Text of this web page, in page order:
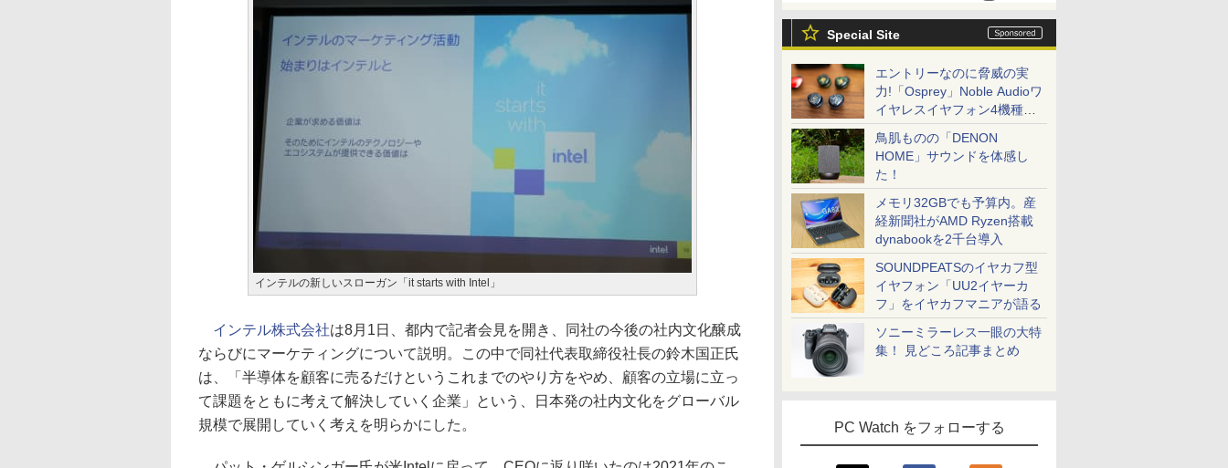
Special Site
エントリーなのに脅威の実
力!「Osprey」Noble Audioワ
イヤレスイヤフォン4機種を
一気に聴く
鳥肌ものの「DENON
HOME」サウンドを体感し
た！
メモリ32GBでも予算内。産
経新聞社がAMD Ryzen搭載
dynabookを2千台導入
SOUNDPEATSのイヤカフ型
イヤフォン「UU2イヤーカ
フ」をイヤカフマニアが語る
ソニーミラーレス一眼の大特
集！ 見どころ記事まとめ
PC Watch をフォローする
インテルの新しいスローガン「it starts with Intel」
インテル株式会社は8月1日、都内で記者会見を開き、同社の今後の社内文化醸成
ならびにマーケティングについて説明。この中で同社代表取締役社長の鈴木国正氏
は、「半導体を顧客に売るだけというこれまでのやり方をやめ、顧客の立場に立っ
て課題をともに考えて解決していく企業」という、日本発の社内文化をグローバル
規模で展開していく考えを明らかにした。